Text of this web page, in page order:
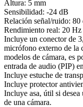
Altura: 5 mm
Sensibilidad: -24 dB
Relación señal/ruido: 80
Rendimiento real: 20
Incluye un conector de
micrófono externo de la
modelos de cámara, es
entrada de audio (PIP)
Incluye estuche de
Incluye protector
Incluye asa, útil si
de una cámara.